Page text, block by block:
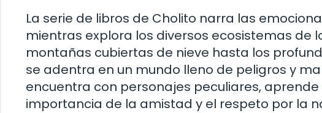
La serie de libros de Cholito narra las
mientras explora los diversos ecosistemas de
montañas cubiertas de nieve hasta los
se adentra en un mundo lleno de peligros y
encuentra con personajes peculiares,
importancia de la amistad y el respeto por la